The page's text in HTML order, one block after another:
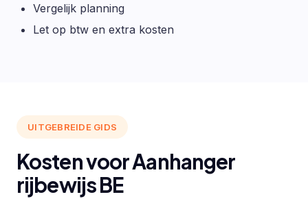
Vergelijk planning
Let op btw en extra kosten
UITGEBREIDE GIDS
Kosten voor Aanhanger
rijbewijs BE